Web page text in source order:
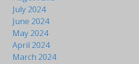
July 2024
June 2024
May 2024
April 2024
March 2024